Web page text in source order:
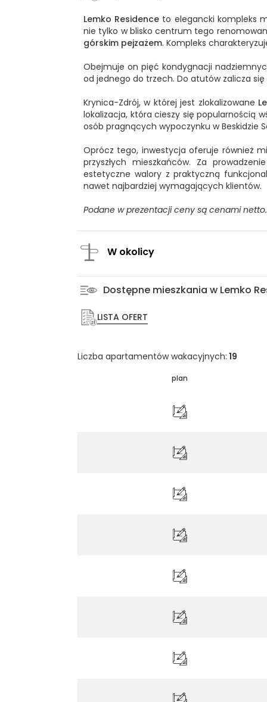
Lemko Residence to elegancki kompleks
nie tylko w blisko centrum tego
górskim pejzażem. Kompleks
Obejmuje on pięć kondygnacji
od jednego do trzech. Do atutów zalicza
Krynica-Zdrój, w której jest zlokalizowane
lokalizacja, która cieszy się popularnością
osób pragnących wypoczynku w Beskidzie
Oprócz tego, inwestycja oferuje również
przyszłych mieszkańców. Za
estetyczne walory z praktyczną
nawet najbardziej wymagających klientów.
Podane w prezentacji ceny są cenami netto.
W okolicy
Dostępne mieszkania w Lemko
LISTA OFERT
Liczba apartamentów wakacyjnych: 19
plan